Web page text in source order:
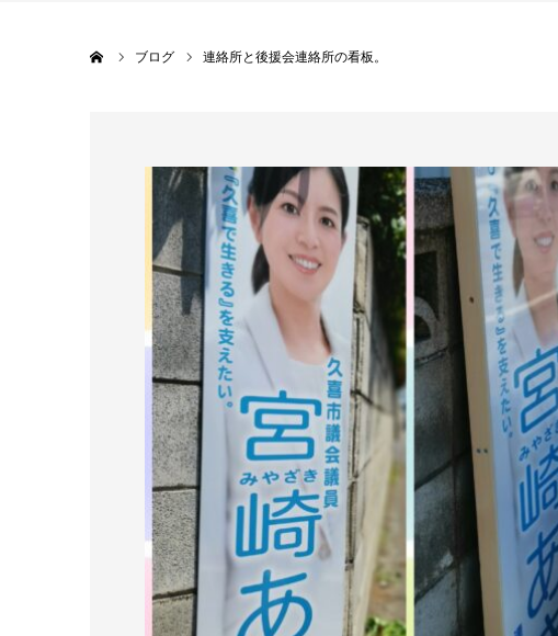
ブログ 連絡所と後援会連絡所の看板。